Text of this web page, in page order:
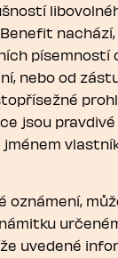
písemností
nebo od
jsou
oznámení,
uvedené